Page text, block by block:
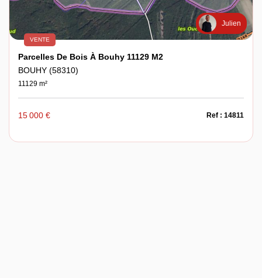
Julien
VENTE
Parcelles De Bois À Bouhy 11129 M2
BOUHY (58310)
11129 m²
15 000 € Ref : 14811